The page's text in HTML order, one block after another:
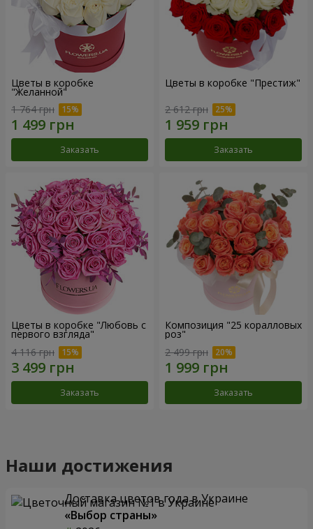
Цветы в коробке
"Желанной"
1 764 грн
Заказать
Цветы в коробке "Престиж"
2 612 грн
Заказать
Цветы в коробке "Любовь с
первого взгляда"
4 116 грн
Заказать
Композиция "25 коралловых
роз"
2 499 грн
Заказать
Наши достижения
Доставка цветов года в Украине
«Выбор страны»